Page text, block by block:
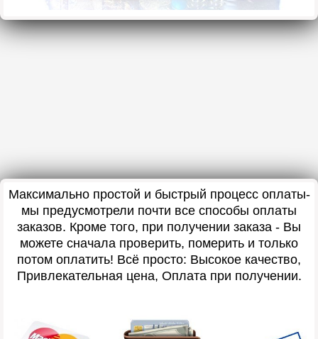
Максимально простой и быстрый процесс оплаты-
мы предусмотрели почти все способы оплаты
заказов. Кроме того, при получении заказа - Вы
можете сначала проверить, померить и только
потом оплатить! Всё просто: Высокое качество,
Привлекательная цена, Оплата при получении.